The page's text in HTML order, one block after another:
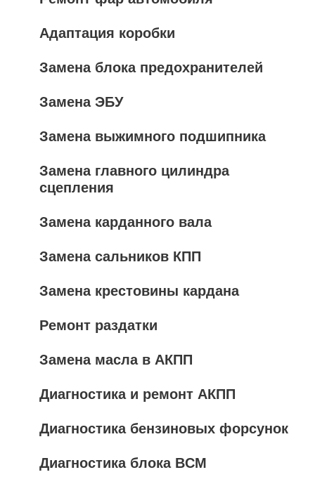
Адаптация коробки
Замена блока предохранителей
Замена ЭБУ
Замена выжимного подшипника
Замена главного цилиндра
сцепления
Замена карданного вала
Замена сальников КПП
Замена крестовины кардана
Ремонт раздатки
Замена масла в АКПП
Диагностика и ремонт АКПП
Диагностика бензиновых форсунок
Диагностика блока BCM